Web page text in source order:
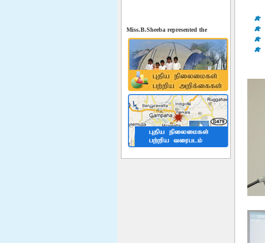
flood management in Japan
"River Basin Disaster Resilience
and Sustainability by all integrated
flood Management in the post-
Covid 19 Era" Miss.B.Sheeba
represented the 9th int...
மேலும் வாசிக்க
Disaster Management Division